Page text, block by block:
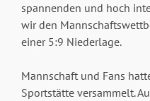
spannenden und hoch
wir den
einer 5:9 Niederlage.
Mannschaft und Fans
Sportstätte versammelt.